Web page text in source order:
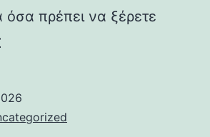
όσα πρέπει να ξέρετε